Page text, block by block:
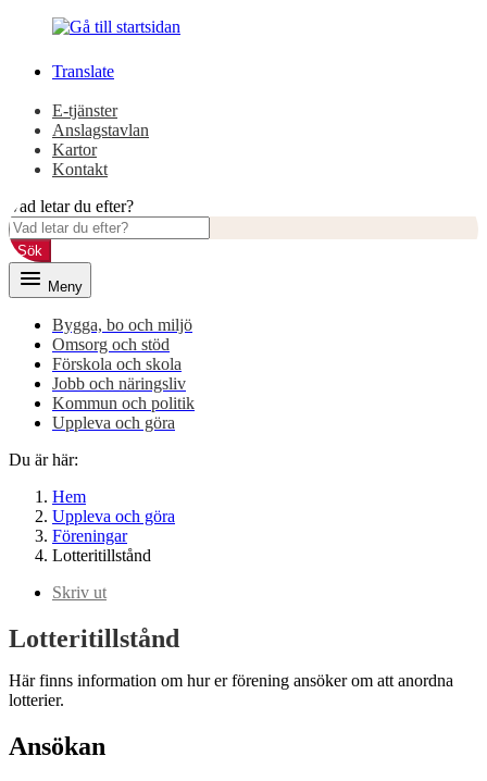
innehåll
huvudmeny
Translate
E-tjänster
Anslagstavlan
Kartor
Kontakt
Vad letar du efter?
Sök
Meny
Bygga, bo och miljö
Omsorg och stöd
Förskola och skola
Jobb och näringsliv
Kommun och politik
Uppleva och göra
Du är här:
Hem
Uppleva och göra
Föreningar
Lotteritillstånd
Skriv ut
Lotteritillstånd
Här finns information om hur er förening ansöker om att anordna
lotterier.
Ansökan